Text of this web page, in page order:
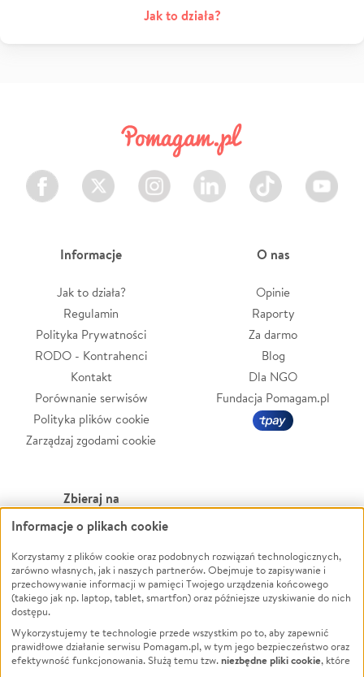
Jak to działa?
Facebook Twitter Instagram LinkedIn TikTok Youtube
Informacje
Jak to działa?
Regulamin
Polityka Prywatności
RODO - Kontrahenci
Kontakt
Porównanie serwisów
Polityka plików cookie
Zarządzaj zgodami cookie
O nas
Opinie
Raporty
Za darmo
Blog
Dla NGO
Fundacja Pomagam.pl
Zbieraj na
Leczenie
Zwierzęta
Pożar
Ukraina
Pomoc Finansowa
Projekty
Powódź
Wichura
NGO
Edukacja
Podróż
Informacje o plikach cookie
Korzystamy z plików cookie oraz podobnych rozwiązań technologicznych,
zarówno własnych, jak i naszych partnerów. Obejmuje to zapisywanie i
przechowywanie informacji w pamięci Twojego urządzenia końcowego
(takiego jak np. laptop, tablet, smartfon) oraz późniejsze uzyskiwanie do nich
dostępu.
Wykorzystujemy te technologie przede wszystkim po to, aby zapewnić
prawidłowe działanie serwisu Pomagam.pl, w tym jego bezpieczeństwo oraz
efektywność funkcjonowania. Służą temu tzw.niezbędne pliki cookie, które